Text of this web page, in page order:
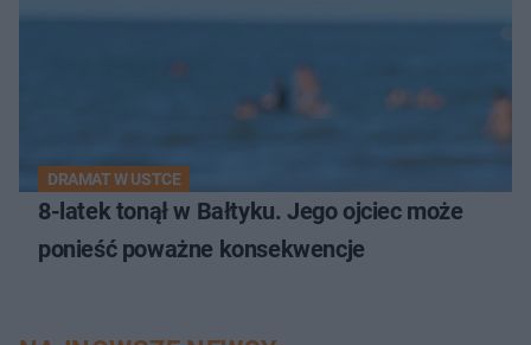
DRAMAT W USTCE
8-latek tonął w Bałtyku. Jego ojciec może
ponieść poważne konsekwencje